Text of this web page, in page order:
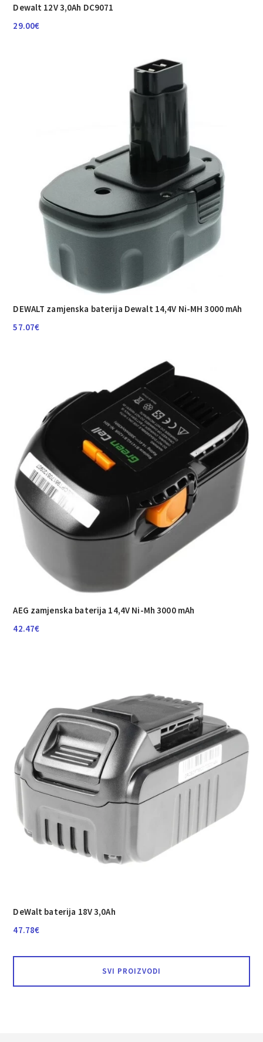
Dewalt 12V 3,0Ah DC9071
29.00€
DEWALT zamjenska baterija Dewalt 14,4V Ni-MH 3000 mAh
57.07€
AEG zamjenska baterija 14,4V Ni-Mh 3000 mAh
42.47€
DeWalt baterija 18V 3,0Ah
47.78€
SVI PROIZVODI